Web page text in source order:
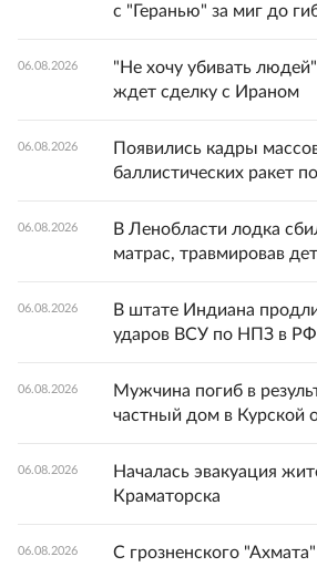
с "Геранью" за миг до
06.08.2026
"Не хочу убивать
ждет сделку с Ираном
06.08.2026
Появились кадры
баллистических ракет
06.08.2026
В Ленобласти лодка
матрас, травмировав
06.08.2026
В штате Индиана
ударов ВСУ по НПЗ в РФ
06.08.2026
Мужчина погиб в
частный дом в Курской
06.08.2026
Началась эвакуация
Краматорска
06.08.2026
С грозненского